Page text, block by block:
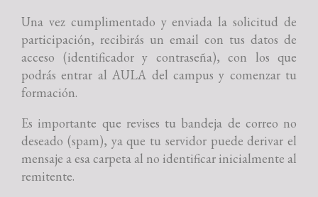
Una vez cumplimentado y enviada la solicitud de
participación, recibirás un email con tus datos de
acceso (identificador y contraseña), con los que
podrás entrar al AULA del campus y comenzar tu
formación.
Es importante que revises tu bandeja de correo no
deseado (spam), ya que tu servidor puede derivar el
mensaje a esa carpeta al no identificar inicialmente al
remitente.